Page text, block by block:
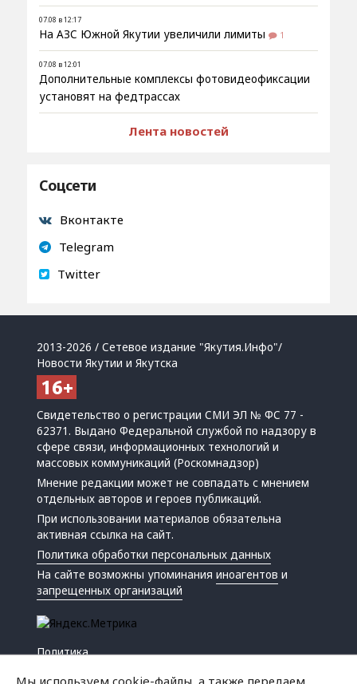
07.08 в 12:17
На АЗС Южной Якутии увеличили лимиты 1
07.08 в 12:01
Дополнительные комплексы фотовидеофиксации
установят на федтрассах
Лента новостей
Соцсети
Вконтакте
Telegram
Twitter
2013-2026 / Сетевое издание "Якутия.Инфо"/
Новости Якутии и Якутска
Свидетельство о регистрации СМИ ЭЛ № ФС 77 -
62371. Выдано Федеральной службой по надзору в
сфере связи, информационных технологий и
массовых коммуникаций (Роскомнадзор)
Мнение редакции может не совпадать с мнением
отдельных авторов и героев публикаций.
При использовании материалов обязательна
активная ссылка на сайт.
Политика обработки персональных данных
На сайте возможны упоминанияиноагентов и
запрещенных организаций
Политика
Мы используем cookie-файлы, а также передаем